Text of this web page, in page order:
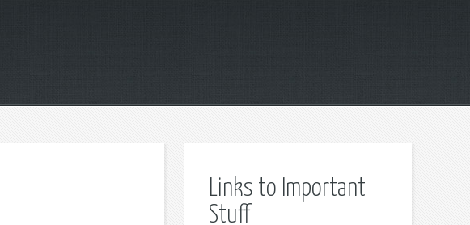
Links to Important
Stuff